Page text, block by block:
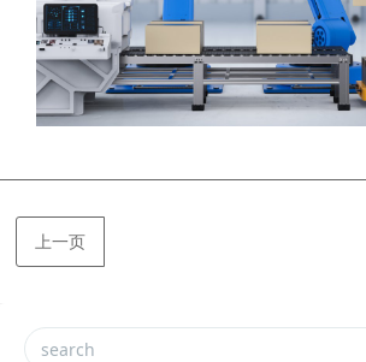
上一页